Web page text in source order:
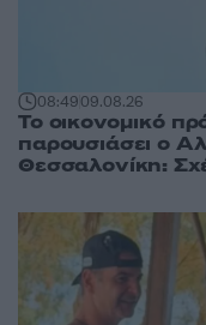
08:4909.08.26
Το οικονομικό
παρουσιάσει ο
Θεσσαλονίκη: